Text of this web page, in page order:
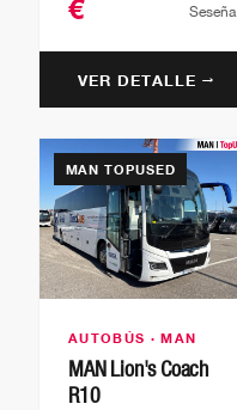
€
Seseña
VER DETALLE →
MAN TOPUSED
AUTOBÚS · MAN
MAN Lion's Coach
R10